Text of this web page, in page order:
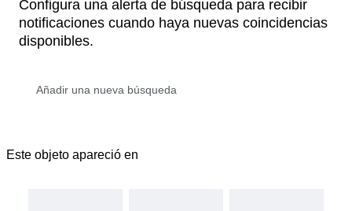
Configura una alerta de búsqueda para recibir
notificaciones cuando haya nuevas coincidencias
disponibles.
Este objeto apareció en